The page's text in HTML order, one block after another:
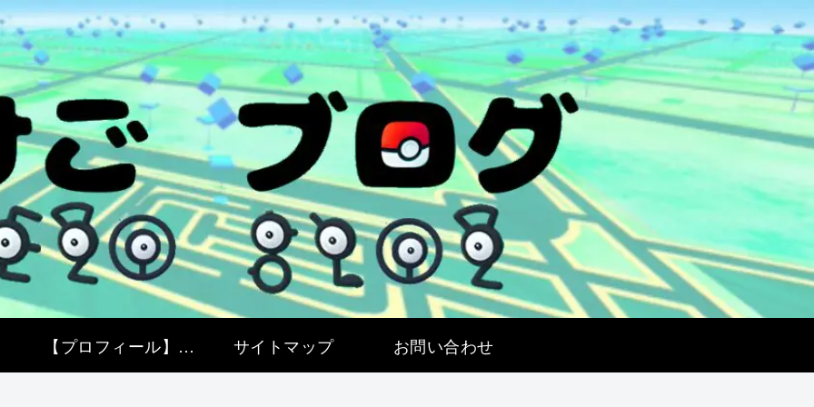
【プロフィール】ポケモンGO特化ブログ開設！ぽけごブログってどんな事をしているの？？ サイトマップ お問い合わせ